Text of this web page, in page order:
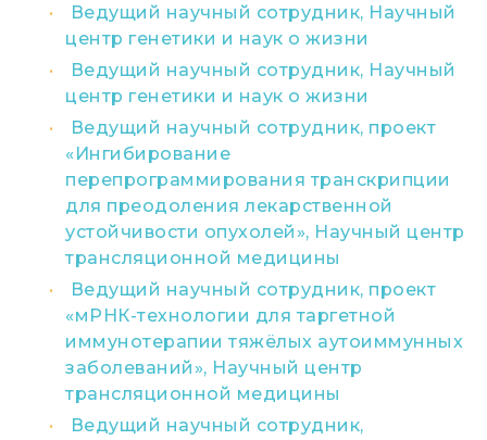
Ведущий научный сотрудник, Научный
центр генетики и наук о жизни
Ведущий научный сотрудник, Научный
центр генетики и наук о жизни
Ведущий научный сотрудник, проект
«Ингибирование
перепрограммирования транскрипции
для преодоления лекарственной
устойчивости опухолей», Научный центр
трансляционной медицины
Ведущий научный сотрудник, проект
«мРНК-технологии для таргетной
иммунотерапии тяжёлых аутоиммунных
заболеваний», Научный центр
трансляционной медицины
Ведущий научный сотрудник,